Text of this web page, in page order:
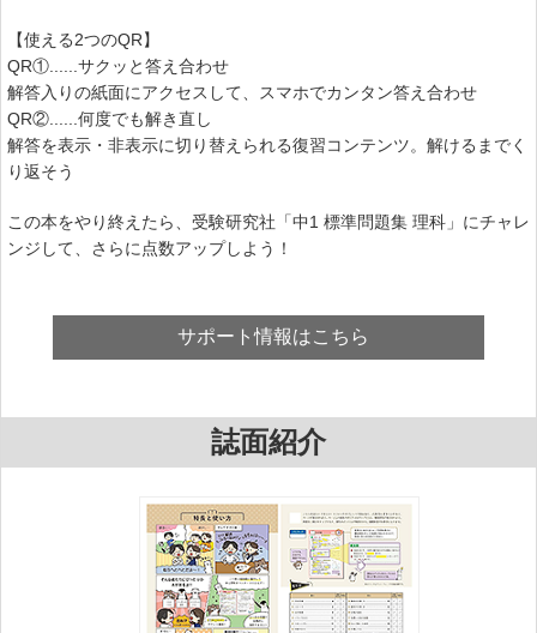
【使える2つのQR】
QR①......サクッと答え合わせ
解答入りの紙面にアクセスして、スマホでカンタン答え合わせ
QR②......何度でも解き直し
解答を表示・非表示に切り替えられる復習コンテンツ。解けるまでく
り返そう
この本をやり終えたら、受験研究社「中1 標準問題集 理科」にチャレ
ンジして、さらに点数アップしよう！
サポート情報はこちら
誌面紹介